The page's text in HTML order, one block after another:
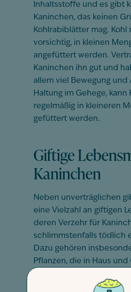
Inhaltsstoffe und es gibt
Kaninchen, das keinen
Kohlrabiblätter mag. Kohl
vorsichtig, in kleinen
angefüttert werden.
Kaninchen ihn gut und
allem viel Bewegung und
Haltung im Gehege, kann
regelmäßig in kleineren
gefüttert werden.
Giftige
Kaninchen
Neben unverträglichen
eine Vielzahl an giftigen
deren Verzehr für
schlimmstenfalls tödlich
Dazu gehören
Pflanzen, die in Haus